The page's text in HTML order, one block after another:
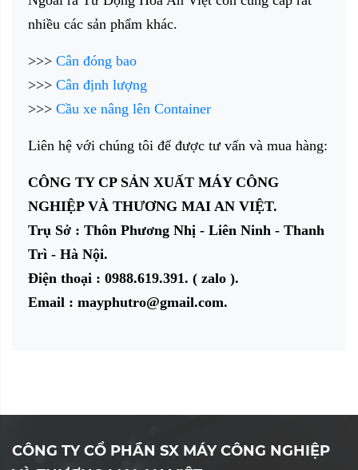
nhiều các sản phẩm khác.
>>> Cân đóng bao
>>> Cân định lượng
>>> Cầu xe nâng lên Container
Liên hệ với chúng tôi để được tư vấn và mua hàng:
CÔNG TY CP SẢN XUẤT MÁY CÔNG
NGHIỆP VÀ THƯƠNG MAI AN VIỆT.
Trụ Sở : Thôn Phương Nhị - Liên Ninh - Thanh
Trì - Hà Nội.
Điện thoại : 0988.619.391. ( zalo ).
Email : mayphutro@gmail.com.
CÔNG TY CỔ PHẦN SX MÁY CÔNG NGHIỆP